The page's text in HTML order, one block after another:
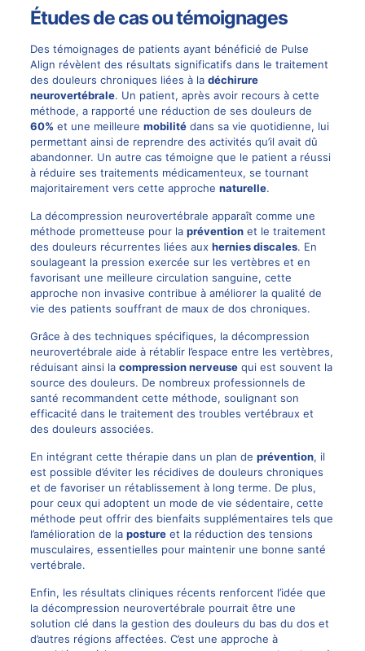
Études de cas ou témoignages
Des témoignages de patients ayant bénéficié de Pulse
Align révèlent des résultats significatifs dans le traitement
des douleurs chroniques liées à la déchirure
neurovertébrale. Un patient, après avoir recours à cette
méthode, a rapporté une réduction de ses douleurs de
60% et une meilleure mobilitédans sa vie quotidienne, lui
permettant ainsi de reprendre des activités qu’il avait dû
abandonner. Un autre cas témoigne que le patient a réussi
à réduire ses traitements médicamenteux, se tournant
majoritairement vers cette approche naturelle.
La décompression neurovertébrale apparaît comme une
méthode prometteuse pour la préventionet le traitement
des douleurs récurrentes liées aux hernies discales. En
soulageant la pression exercée sur les vertèbres et en
favorisant une meilleure circulation sanguine, cette
approche non invasive contribue à améliorer la qualité de
vie des patients souffrant de maux de dos chroniques.
Grâce à des techniques spécifiques, la décompression
neurovertébrale aide à rétablir l’espace entre les vertèbres,
réduisant ainsi la compression nerveusequi est souvent la
source des douleurs. De nombreux professionnels de
santé recommandent cette méthode, soulignant son
efficacité dans le traitement des troubles vertébraux et
des douleurs associées.
En intégrant cette thérapie dans un plan de prévention, il
est possible d’éviter les récidives de douleurs chroniques
et de favoriser un rétablissement à long terme. De plus,
pour ceux qui adoptent un mode de vie sédentaire, cette
méthode peut offrir des bienfaits supplémentaires tels que
l’amélioration de la postureet la réduction des tensions
musculaires, essentielles pour maintenir une bonne santé
vertébrale.
Enfin, les résultats cliniques récents renforcent l’idée que
la décompression neurovertébrale pourrait être une
solution clé dans la gestion des douleurs du bas du dos et
d’autres régions affectées. C’est une approche à